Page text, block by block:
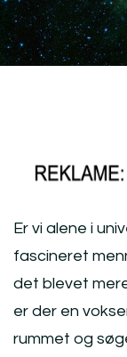
Er vi alene i
fascineret
det blevet
er der en
rummet og